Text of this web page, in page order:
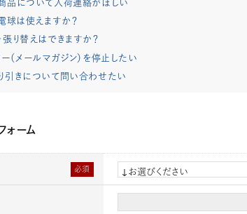
球は使えますか？
り替えはできますか？
（メールマガジン）を停止したい
引きについて問い合わせたい
ーム
必須